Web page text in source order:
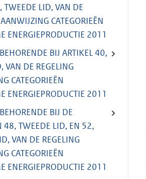
TWEEDE LID, VAN DE
CATEGORIEËN
ENERGIEPRODUCTIE 2011
BIJ ARTIKEL 40,
VAN DE REGELING
CATEGORIEËN
ENERGIEPRODUCTIE 2011
BIJ DE
48, TWEEDE LID, EN 52,
VAN DE REGELING
CATEGORIEËN
ENERGIEPRODUCTIE 2011